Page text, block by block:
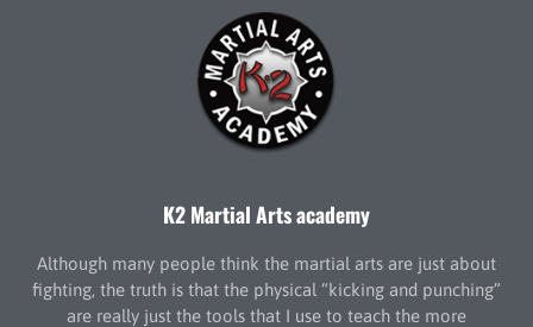
K2 Martial Arts academy
Although many people think the martial arts are just about
fighting, the truth is that the physical “kicking and punching”
are really just the tools that I use to teach the more